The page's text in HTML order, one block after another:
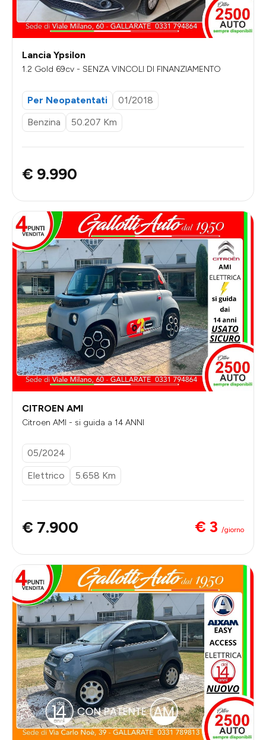
Lancia Ypsilon
1.2 Gold 69cv - SENZA VINCOLI DI FINANZIAMENTO
Per Neopatentati
01/2018
Benzina
50.207 Km
€ 9.990
CITROEN AMI
Citroen AMI - si guida a 14 ANNI
05/2024
Elettrico
5.658 Km
€ 7.900 € 3 /giorno